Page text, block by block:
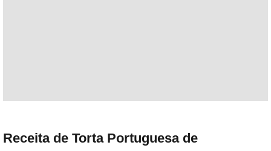
Receita de Torta Portuguesa de